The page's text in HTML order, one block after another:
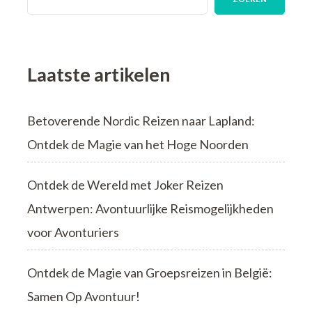
Laatste artikelen
Betoverende Nordic Reizen naar Lapland:
Ontdek de Magie van het Hoge Noorden
Ontdek de Wereld met Joker Reizen
Antwerpen: Avontuurlijke Reismogelijkheden
voor Avonturiers
Ontdek de Magie van Groepsreizen in België:
Samen Op Avontuur!